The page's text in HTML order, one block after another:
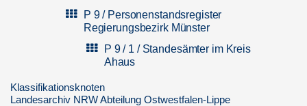
P 9 / Personenstandsregister
Regierungsbezirk Münster
P 9 / 1 / Standesämter im Kreis
Ahaus
P 9 / 2 / Standesämter im Kreis
Beckum
Klassifikationsknoten
Landesarchiv NRW Abteilung Ostwestfalen-Lippe